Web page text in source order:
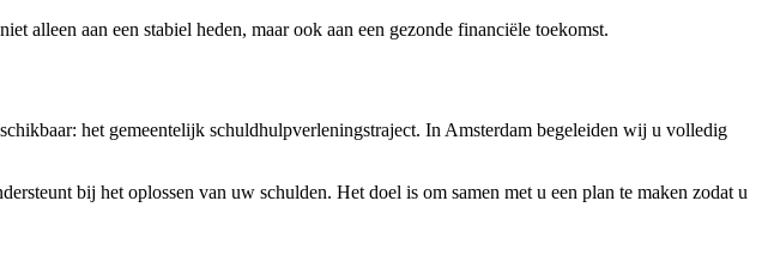
alleen aan een stabiel heden, maar ook aan een gezonde financiële toekomst.
het gemeentelijk schuldhulpverleningstraject. In Amsterdam begeleiden wij u volledig
bij het oplossen van uw schulden. Het doel is om samen met u een plan te maken zodat u